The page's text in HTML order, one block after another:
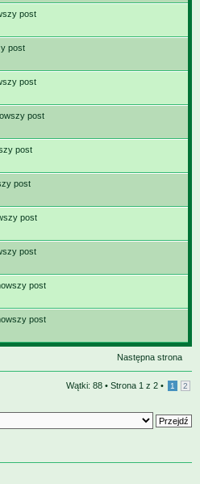
Następna strona
Wątki: 88 • Strona 1 z 2 • 1 2